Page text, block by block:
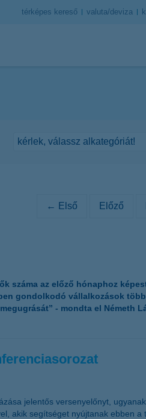
térképes kereső valuta/deviza
← Első Előző
száma az előző hónaphoz
gondolkodó vállalkozások
- mondta el Németh
jelentős versenyelőnyt,
akik segítséget nyújtanak ebben a